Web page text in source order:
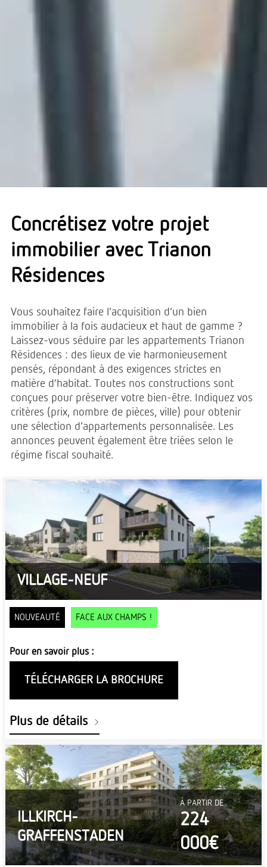
Concrétisez votre projet
immobilier avec Trianon
Résidences
Vous souhaitez faire l’acquisition d’un bien
immobilier à la fois audacieux et haut de gamme ?
Laissez-vous séduire par les appartements Trianon
Résidences : des lieux de vie harmonieusement
pensés, répondant à des exigences strictes en
matière d’habitat. Toutes nos constructions sont
conçues pour préserver votre bien-être. Indiquez vos
critères (prix, nombre de pièces, ville) pour obtenir
une sélection d’appartements personnalisée. Les
annonces peuvent également être triées selon le
régime fiscal souhaité.
VILLAGE-NEUF
NOUVEAUTÉ FACE AUX CHAMPS !
Pour en savoir plus :
TÉLÉCHARGER LA BROCHURE
Plus de détails
ILLKIRCH-
GRAFFENSTADEN
À PARTIR DE
224
000€